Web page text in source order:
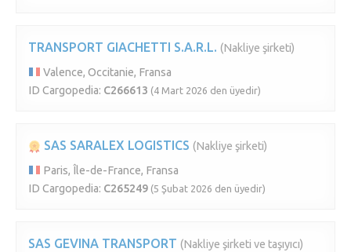
TRANSPORT GIACHETTI S.A.R.L. (Nakliye şirketi)
Valence, Occitanie, Fransa
ID Cargopedia: C266613 (4 Mart 2026 den üyedir)
SAS SARALEX LOGISTICS (Nakliye şirketi)
Paris, Île-de-France, Fransa
ID Cargopedia: C265249 (5 Şubat 2026 den üyedir)
SAS GEVINA TRANSPORT (Nakliye şirketi ve taşıyıcı)